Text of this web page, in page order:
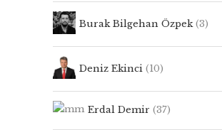
Burak Bilgehan Özpek(3)
Deniz Ekinci (10)
Erdal Demir (37)